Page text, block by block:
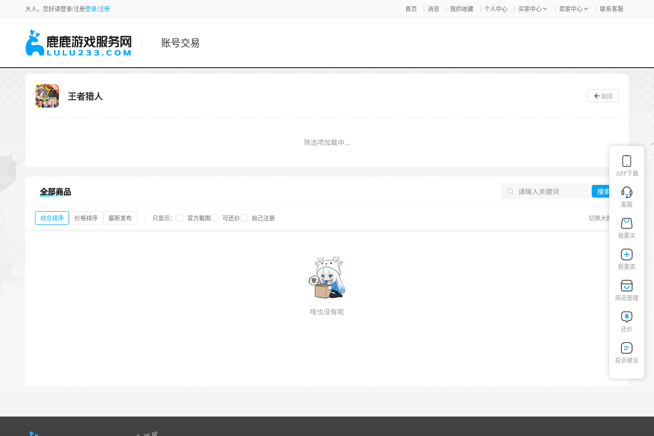
大人，您好请登录/注册登录/注册 首页 消息 我的收藏 个人中心 买家中心 卖家中心 联系客服
账号交易
王者猎人 返回
筛选项加载中...
全部商品 搜索
综合排序 价格排序 最新发布 只显示： 官方截图 可还价 自己注册 切换大图
啥也没有呢
APP下载
客服
我要买
我要卖
商品管理
还价
投诉建议